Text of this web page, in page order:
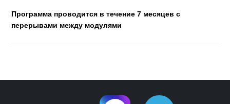
Программа проводится в течение 7 месяцев с
перерывами между модулями